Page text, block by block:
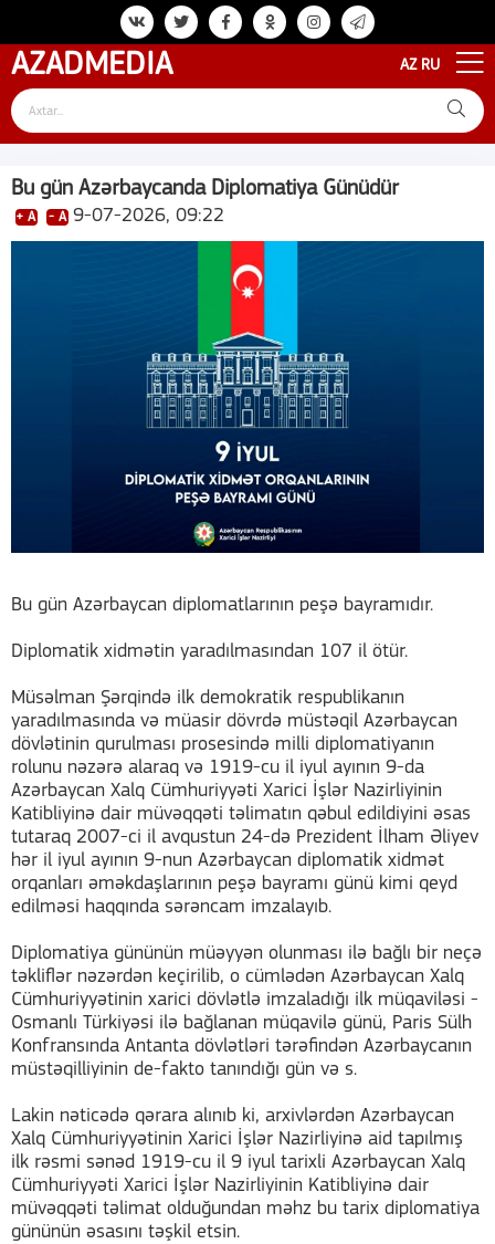
AZADMEDIA AZ RU
Bu gün Azərbaycanda Diplomatiya Günüdür
+ A - A 9-07-2026, 09:22
Bu gün Azərbaycan diplomatlarının peşə bayramıdır.
Diplomatik xidmətin yaradılmasından 107 il ötür.
Müsəlman Şərqində ilk demokratik respublikanın
yaradılmasında və müasir dövrdə müstəqil Azərbaycan
dövlətinin qurulması prosesində milli diplomatiyanın
rolunu nəzərə alaraq və 1919-cu il iyul ayının 9-da
Azərbaycan Xalq Cümhuriyyəti Xarici İşlər Nazirliyinin
Katibliyinə dair müvəqqəti təlimatın qəbul edildiyini əsas
tutaraq 2007-ci il avqustun 24-də Prezident İlham Əliyev
hər il iyul ayının 9-nun Azərbaycan diplomatik xidmət
orqanları əməkdaşlarının peşə bayramı günü kimi qeyd
edilməsi haqqında sərəncam imzalayıb.
Diplomatiya gününün müəyyən olunması ilə bağlı bir neçə
təkliflər nəzərdən keçirilib, o cümlədən Azərbaycan Xalq
Cümhuriyyətinin xarici dövlətlə imzaladığı ilk müqaviləsi -
Osmanlı Türkiyəsi ilə bağlanan müqavilə günü, Paris Sülh
Konfransında Antanta dövlətləri tərəfindən Azərbaycanın
müstəqilliyinin de-fakto tanındığı gün və s.
Lakin nəticədə qərara alınıb ki, arxivlərdən Azərbaycan
Xalq Cümhuriyyətinin Xarici İşlər Nazirliyinə aid tapılmış
ilk rəsmi sənəd 1919-cu il 9 iyul tarixli Azərbaycan Xalq
Cümhuriyyəti Xarici İşlər Nazirliyinin Katibliyinə dair
müvəqqəti təlimat olduğundan məhz bu tarix diplomatiya
gününün əsasını təşkil etsin.